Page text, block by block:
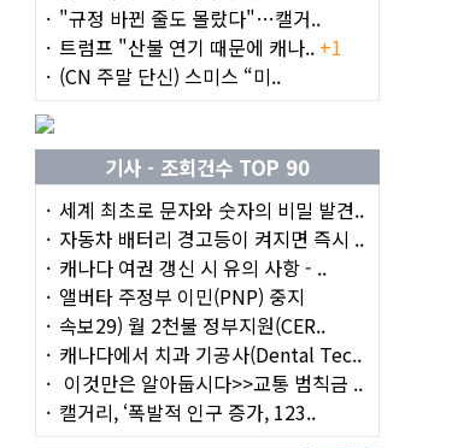
"규정 바뀐 줄도 몰랐다"…캘거..
트럼프 "산불 연기 때문에 캐나.. +1
(CN 주말 단신) 스미스 “미..
기사 - 조회건수 TOP 90
세계 최초로 문자와 숫자의 비밀 발견..
자동차 배터리 경고등이 켜지면 즉시 ..
캐나다 여권 갱신 시 유의 사항 - ..
앨버타 주정부 이민(PNP) 중지
속보29) 월 2천불 정부지원(CER..
캐나다에서 치과 기공사(Dental Tec..
이것만은 알아둡시다>>교통 범칙금 ..
캘거리, ‘폭발적 인구 증가, 123..